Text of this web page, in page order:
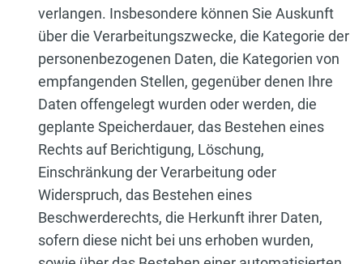
verlangen. Insbesondere können Sie Auskunft
über die Verarbeitungszwecke, die Kategorie der
personenbezogenen Daten, die Kategorien von
empfangenden Stellen, gegenüber denen Ihre
Daten offengelegt wurden oder werden, die
geplante Speicherdauer, das Bestehen eines
Rechts auf Berichtigung, Löschung,
Einschränkung der Verarbeitung oder
Widerspruch, das Bestehen eines
Beschwerderechts, die Herkunft ihrer Daten,
sofern diese nicht bei uns erhoben wurden,